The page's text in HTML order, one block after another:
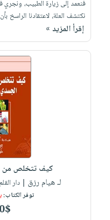
فنعمد إلى زيارة الطبيب، ونجري
نكتشف العلة، لاعتقادنا
إقرأ المزيد »
كيف تتخلص من
لـ هيام رزق | دار
توفر الكتاب: